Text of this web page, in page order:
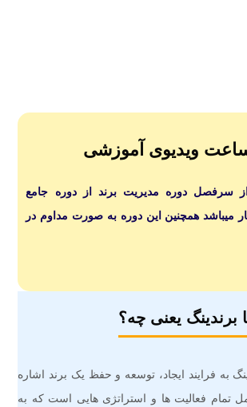
سرفصل دوره مدیریت برند از دوره جامع
میباشد همچنین این دوره به صورت مداوم در
برندینگ یعنی چه؟
به فرایند ایجاد، توسعه و حفظ یک برند اشاره
تمام فعالیت ها و استراتژی هایی است که به